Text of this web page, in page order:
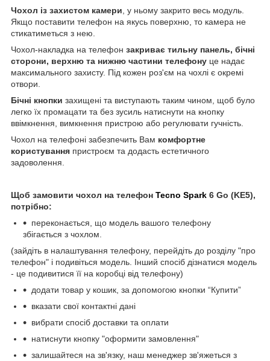
Чохол із захистом камери, у ньому закрито весь модуль.
Якщо поставити телефон на якусь поверхню, то камера не
стикатиметься з нею.
Чохол-накладка на телефон закриває тильну панель, бічні
сторони, верхню та нижню частини телефону це надає
максимального захисту. Під кожен роз'єм на чохлі є окремі
отвори.
Бічні кнопки захищені та виступають таким чином, щоб було
легко їх промацати та без зусиль натиснути на кнопку
ввімкнення, вимкнення пристрою або регулювати гучність.
Чохол на телефоні забезпечить Вам комфортне
користування пристроєм та додасть естетичного
задоволення.
Щоб замовити чохол на телефон Tecno Spark 6 Go (KE5),
потрібно:
переконається, що модель вашого телефону
збігається з чохлом.
(зайдіть в налаштування телефону, перейдіть до розділу "про
телефон" і подивіться модель. Інший спосіб дізнатися модель
- це подивитися її на коробці від телефону)
додати товар у кошик, за допомогою кнопки “Купити”
вказати свої контактні дані
вибрати спосіб доставки та оплати
натиснути кнопку "оформити замовлення"
залишайтеся на зв'язку, наш менеджер зв'яжеться з